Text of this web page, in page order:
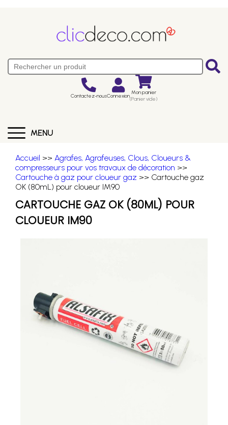
Contactez-nousConnexion Mon panier
(Panier vide)
MENU
Accueil >> Agrafes, Agrafeuses, Clous, Cloueurs &
compresseurs pour vos travaux de décoration >>
Cartouche à gaz pour cloueur gaz >> Cartouche gaz
OK (80mL) pour cloueur IM90
CARTOUCHE GAZ OK (80ML) POUR
CLOUEUR IM90